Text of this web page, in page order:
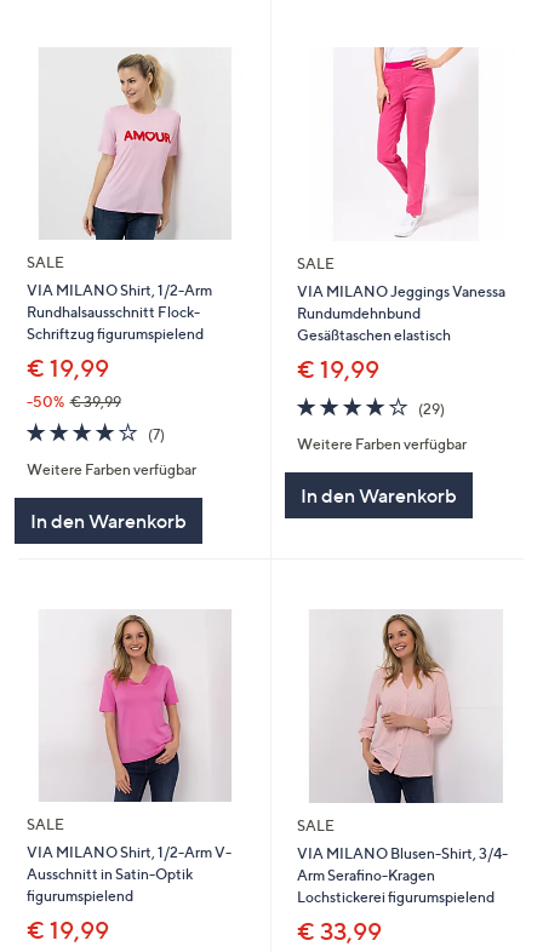
SALE
VIA MILANO Shirt, 1/2-Arm
Rundhalsausschnitt Flock-
Schriftzug figurumspielend
€ 19,99
-50% € 39,99
4.1
von
5
(7)
Weitere Farben verfügbar
In den Warenkorb
SALE
VIA MILANO Jeggings Vanessa
Rundumdehnbund
Gesäßtaschen elastisch
€ 19,99
4.1
von
5
(29)
Weitere Farben verfügbar
In den Warenkorb
SALE
VIA MILANO Shirt, 1/2-Arm V-
Ausschnitt in Satin-Optik
figurumspielend
€ 19,99
SALE
VIA MILANO Blusen-Shirt, 3/4-
Arm Serafino-Kragen
Lochstickerei figurumspielend
€ 33,99